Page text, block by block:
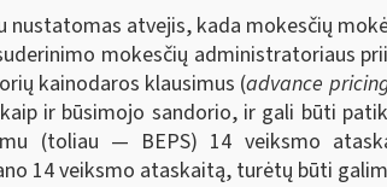
nustatomas atvejis, kada mokesčių
mokesčių administratoriaus
kainodaros klausimus (advance
ir būsimojo sandorio, ir gali būti
(toliau — BEPS) 14 veiksmo
14 veiksmo ataskaitą, turėtų būti